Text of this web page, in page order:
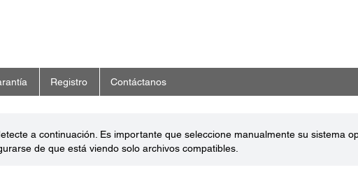
Registro Contáctanos
a continuación. Es importante que seleccione manualmente su sistema
de que está viendo solo archivos compatibles.